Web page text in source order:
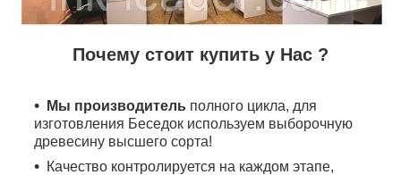
Почему стоит купить у Нас ?
Мы производитель полного цикла, для
изготовления Беседок используем выборочную
древесину высшего сорта!
Качество контролируется на каждом этапе,